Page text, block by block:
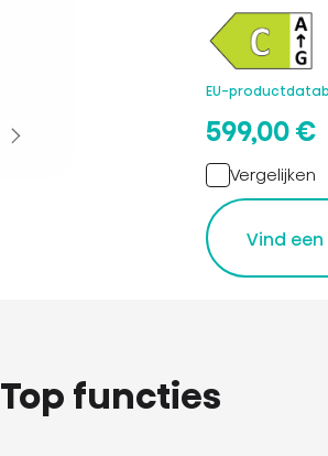
EU-
599,00 €
Vergelijken
Vind
Top functies